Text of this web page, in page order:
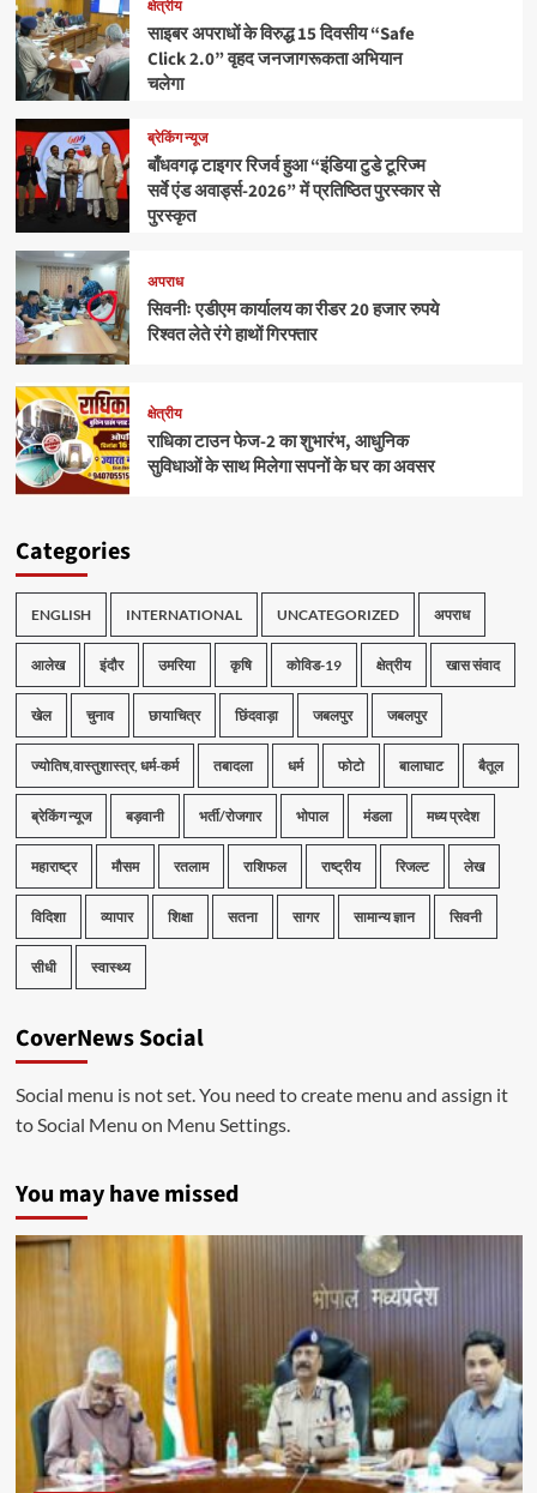
क्षेत्रीय
साइबर अपराधों के विरुद्ध 15 दिवसीय “Safe
Click 2.0” वृहद जनजागरूकता अभियान
चलेगा
ब्रेकिंग न्यूज
बाँधवगढ़ टाइगर रिजर्व हुआ “इंडिया टुडे टूरिज्म
सर्वे एंड अवार्ड्स-2026” में प्रतिष्ठित पुरस्कार से
पुरस्कृत
अपराध
सिवनीः एडीएम कार्यालय का रीडर 20 हजार रुपये
रिश्वत लेते रंगे हाथों गिरफ्तार
क्षेत्रीय
राधिका टाउन फेज-2 का शुभारंभ, आधुनिक
सुविधाओं के साथ मिलेगा सपनों के घर का अवसर
Categories
ENGLISH INTERNATIONAL UNCATEGORIZED अपराध
आलेख इंदौर उमरिया कृषि कोविड-19 क्षेत्रीय खास संवाद
खेल चुनाव छायाचित्र छिंदवाड़ा जबलपुर जबलपुर
ज्योतिष,वास्तुशास्त्र, धर्म-कर्म तबादला धर्म फोटो बालाघाट बैतूल
ब्रेकिंग न्यूज बड़वानी भर्ती/रोजगार भोपाल मंडला मध्य प्रदेश
महाराष्ट्र मौसम रतलाम राशिफल राष्ट्रीय रिजल्ट लेख
विदिशा व्यापार शिक्षा सतना सागर सामान्य ज्ञान सिवनी
सीधी स्वास्थ्य
CoverNews Social
Social menu is not set. You need to create menu and assign it
to Social Menu on Menu Settings.
You may have missed